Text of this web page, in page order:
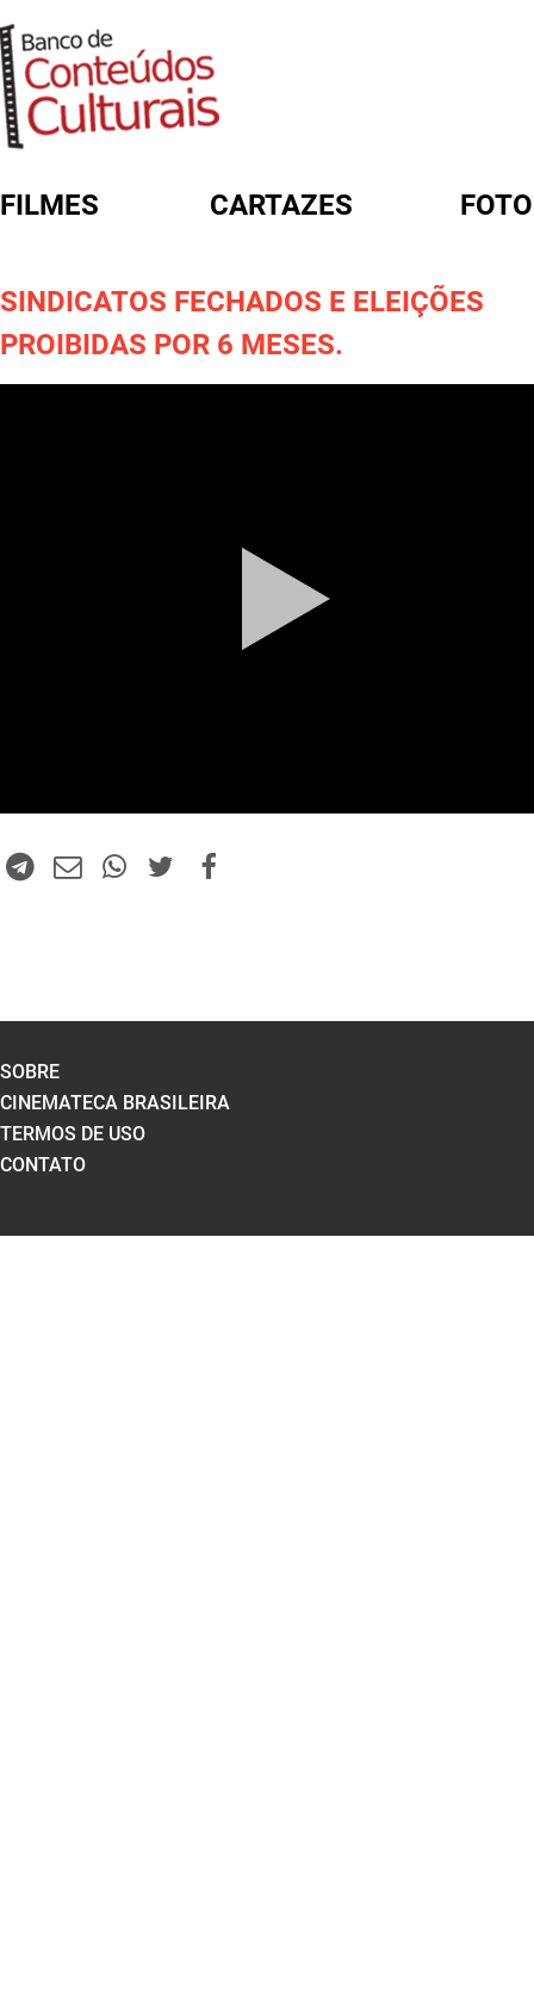
FILMES CARTAZES
SINDICATOS FECHADOS E ELEIÇÕES
PROIBIDAS POR 6 MESES.
SOBRE
CINEMATECA BRASILEIRA
TERMOS DE USO
CONTATO